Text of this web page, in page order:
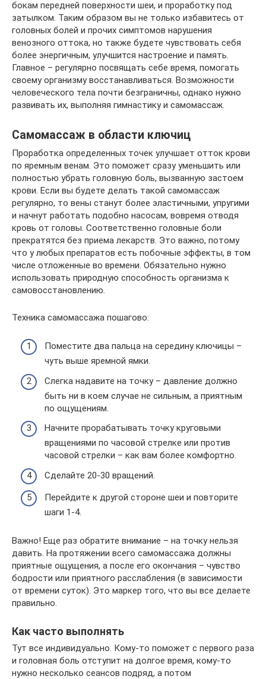
бокам передней поверхности шеи, и проработку под
затылком. Таким образом вы не только избавитесь от
головных болей и прочих симптомов нарушения
венозного оттока, но также будете чувствовать себя
более энергичным, улучшится настроение и память.
Главное – регулярно посвящать себе время, помогать
своему организму восстанавливаться. Возможности
человеческого тела почти безграничны, однако нужно
развивать их, выполняя гимнастику и самомассаж.
Самомассаж в области ключиц
Проработка определенных точек улучшает отток крови
по яремным венам. Это поможет сразу уменьшить или
полностью убрать головную боль, вызванную застоем
крови. Если вы будете делать такой самомассаж
регулярно, то вены станут более эластичными, упругими
и начнут работать подобно насосам, вовремя отводя
кровь от головы. Соответственно головные боли
прекратятся без приема лекарств. Это важно, потому
что у любых препаратов есть побочные эффекты, в том
числе отложенные во времени. Обязательно нужно
использовать природную способность организма к
самовосстановлению.
Техника самомассажа пошагово:
Поместите два пальца на середину ключицы –
чуть выше яремной ямки.
Слегка надавите на точку – давление должно
быть ни в коем случае не сильным, а приятным
по ощущениям.
Начните прорабатывать точку круговыми
вращениями по часовой стрелке или против
часовой стрелки – как вам более комфортно.
Сделайте 20-30 вращений.
Перейдите к другой стороне шеи и повторите
шаги 1-4.
Важно! Еще раз обратите внимание – на точку нельзя
давить. На протяжении всего самомассажа должны
приятные ощущения, а после его окончания – чувство
бодрости или приятного расслабления (в зависимости
от времени суток). Это маркер того, что вы все делаете
правильно.
Как часто выполнять
Тут все индивидуально. Кому-то поможет с первого раза
и головная боль отступит на долгое время, кому-то
нужно несколько сеансов подряд, а потом